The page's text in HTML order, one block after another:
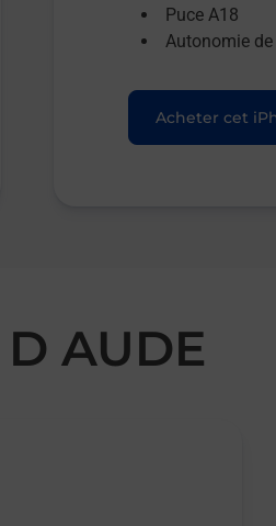
Puce A18
Autonomie de
Acheter cet
AUDE